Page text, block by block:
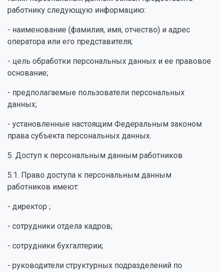
работнику следующую информацию:
- наименование (фамилия, имя, отчество) и адрес
оператора или его представителя;
- цель обработки персональных данных и ее правовое
основание;
- предполагаемые пользователи персональных
данных;
- установленные настоящим Федеральным законом
права субъекта персональных данных.
5. Доступ к персональным данным работников
5.1. Право доступа к персональным данным
работников имеют:
- директор ;
- сотрудники отдела кадров;
- сотрудники бухгалтерии;
- руководители структурных подразделений по